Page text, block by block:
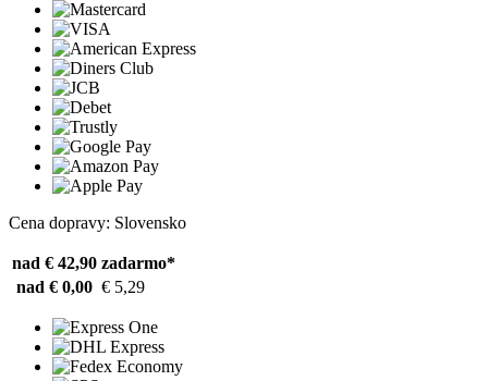
Cena dopravy: Slovensko
nad € 42,90 zadarmo*
nad € 0,00 € 5,29